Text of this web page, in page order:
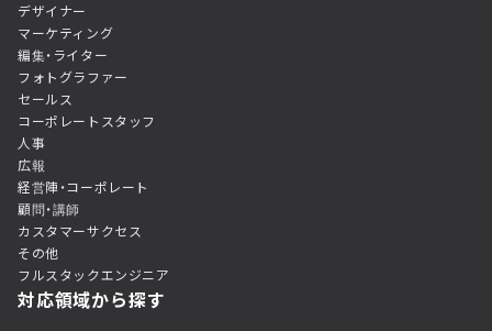
デザイナー
マーケティング
編集・ライター
フォトグラファー
セールス
コーポレートスタッフ
人事
広報
経営陣・コーポレート
顧問・講師
カスタマーサクセス
その他
フルスタックエンジニア
対応領域から探す